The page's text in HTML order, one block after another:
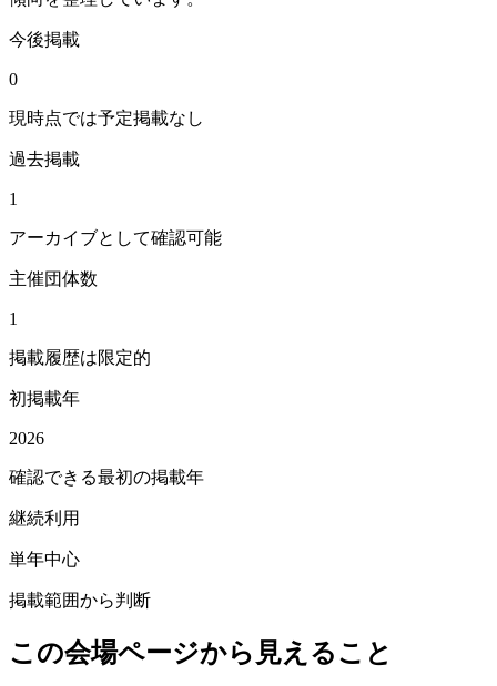
今後掲載
0
現時点では予定掲載なし
過去掲載
1
アーカイブとして確認可能
主催団体数
1
掲載履歴は限定的
初掲載年
2026
確認できる最初の掲載年
継続利用
単年中心
掲載範囲から判断
この会場ページから見えること